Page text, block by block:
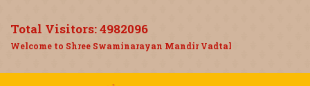
Total Visitors:4982096
Welcome to Shree Swaminarayan Mandir Vadtal